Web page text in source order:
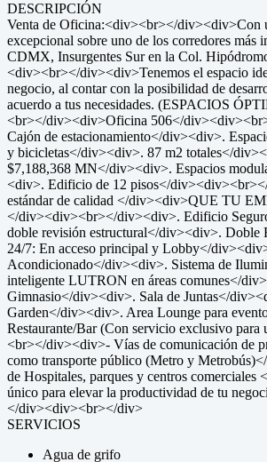
DESCRIPCIÓN
Venta de Oficina:<div><br></div><div>Con
excepcional sobre uno de los corredores más
CDMX, Insurgentes Sur en la Col.
<div><br></div><div>Tenemos el espacio
negocio, al contar con la posibilidad de
acuerdo a tus necesidades. (ESPACIOS
<br></div><div>Oficina 506</
Cajón de estacionamiento</div><div>.
y bicicletas</div><div>. 87 m2 totales</
$7,188,368 MN</div><div>. Espacios
<div>. Edificio de 12 pisos</
estándar de calidad </div><div>QUE TU
</div><div><br></div><div>. Edificio
doble revisión estructural</div><div>. Doble
24/7: En acceso principal y Lobby</
Acondicionado</div><div>. Sistema de
inteligente LUTRON en áreas comunes</
Gimnasio</div><div>. Sala de Juntas</
Garden</div><div>. Area Lounge para
Restaurante/Bar (Con servicio exclusivo
<br></div><div>- Vías de comunicación de
como transporte público (Metro y
de Hospitales, parques y centros
único para elevar la productividad de tu
</div><div><br></div>
SERVICIOS
Agua de grifo